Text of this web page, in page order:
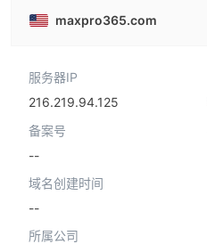
maxpro365.com
服务器IP
216.219.94.125
备案号
--
域名创建时间
--
所属公司